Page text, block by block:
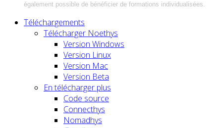
également possible de bénéficier de formations individualisées.
Téléchargements
Télécharger Noethys
Version Windows
Version Linux
Version Mac
Version Beta
En télécharger plus
Code source
Connecthys
Nomadhys